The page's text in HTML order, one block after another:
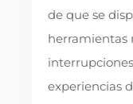
de que se
herramientas
experiencias